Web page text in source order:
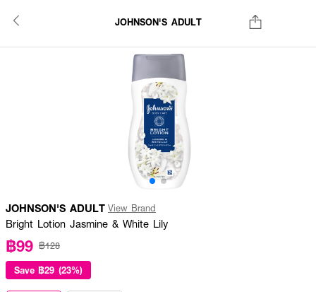
JOHNSON'S ADULT
JOHNSON'S ADULT View Brand
Bright Lotion Jasmine & White Lily
฿99 ฿128
Save ฿29 (23%)